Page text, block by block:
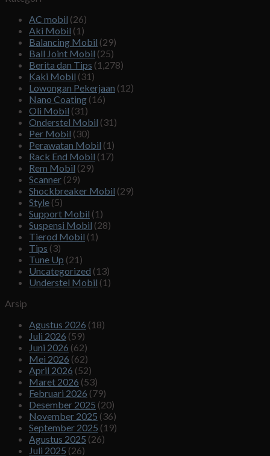
AC mobil (26)
Aki Mobil (1)
Balancing Mobil (29)
Ball Joint Mobil (25)
Berita dan Tips (1,278)
Kaki Mobil (31)
Lowongan Pekerjaan (12)
Nano Coating (16)
Oli Mobil (31)
Onderstel Mobil (31)
Per Mobil (30)
Perawatan Mobil (1)
Rack End Mobil (17)
Rem Mobil (29)
Scanner (29)
Shockbreaker Mobil (29)
Style (5)
Support Mobil (1)
Suspensi Mobil (28)
Tierod Mobil (1)
Tips (3)
Tune Up (21)
Uncategorized (13)
Understel Mobil (1)
Arsip
Agustus 2026 (18)
Juli 2026 (59)
Juni 2026 (62)
Mei 2026 (62)
April 2026 (52)
Maret 2026 (53)
Februari 2026 (79)
Desember 2025 (20)
November 2025 (36)
September 2025 (19)
Agustus 2025 (26)
Juli 2025 (26)